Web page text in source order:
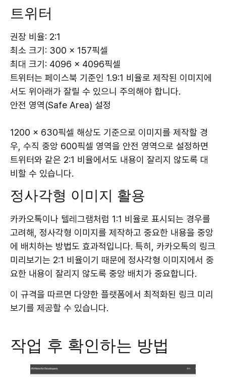
트위터
권장 비율: 2:1
최소 크기: 300 × 157픽셀
최대 크기: 4096 × 4096픽셀
트위터는 페이스북 기준인 1.9:1 비율로 제작된 이미지에
서도 위아래가 잘릴 수 있으니 주의해야 합니다.
안전 영역(Safe Area) 설정
1200 × 630픽셀 해상도 기준으로 이미지를 제작할 경
우, 수직 중앙 600픽셀 영역을 안전 영역으로 설정하면
트위터와 같은 2:1 비율에서도 내용이 잘리지 않도록 대
비할 수 있습니다.
정사각형 이미지 활용
카카오톡이나 텔레그램처럼 1:1 비율로 표시되는 경우를
고려해, 정사각형 이미지를 제작하고 중요한 내용을 중앙
에 배치하는 방법도 효과적입니다. 특히, 카카오톡의 링크
미리보기는 2:1 비율이기 때문에 정사각형 이미지에서 중
요한 내용이 잘리지 않도록 중앙 배치가 중요합니다.
이 규격을 따르면 다양한 플랫폼에서 최적화된 링크 미리
보기를 제공할 수 있습니다.
작업 후 확인하는 방법